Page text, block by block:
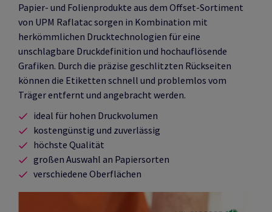
Papier- und Folienprodukte aus dem Offset-Sortiment
von UPM Raflatac sorgen in Kombination mit
herkömmlichen Drucktechnologien für eine
unschlagbare Druckdefinition und hochauflösende
Grafiken. Durch die präzise geschlitzten Rückseiten
können die Etiketten schnell und problemlos vom
Träger entfernt und angebracht werden.
ideal für hohen Druckvolumen
kostengünstig und zuverlässig
höchste Qualität
großen Auswahl an Papiersorten
verschiedene Oberflächen